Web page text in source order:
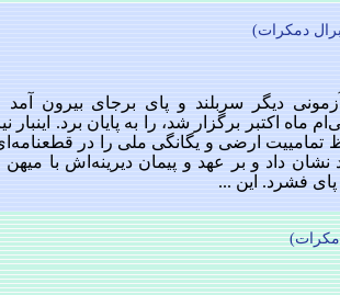
دمکرات)
دیگر سربلند و پای برجای بیرون آمد
اکتبر برگزار شد، را به پایان برد. اینبار
ارضی و یگانگی ملی را در
داد و بر عهد و پیمان دیرینه‌اش با میهن
پای فشرد. این ...